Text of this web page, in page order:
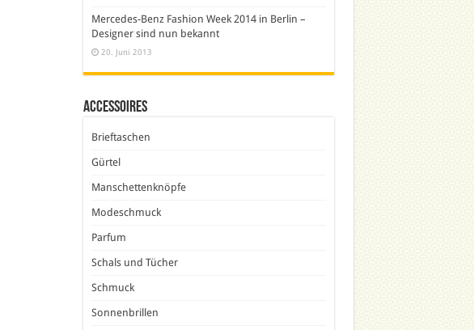
Mercedes-Benz Fashion Week 2014 in Berlin –
Designer sind nun bekannt
20. Juni 2013
Accessoires
Brieftaschen
Gürtel
Manschettenknöpfe
Modeschmuck
Parfum
Schals und Tücher
Schmuck
Sonnenbrillen